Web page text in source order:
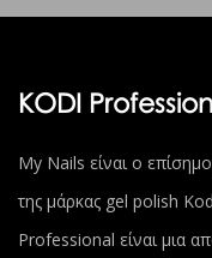
KODI
My Nails είναι ο
της μάρκας gel polish
Professional είναι μια